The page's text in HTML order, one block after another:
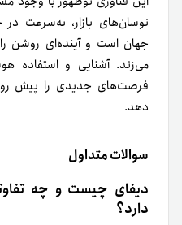
نوسان‌های بازار، به‌سرعت
جهان است و آینده‌ای روشن را
می‌زند. آشنایی و استفاده
فرصت‌های جدیدی را پیش روی
دهد.
سوالات متداول
دیفای چیست و چه
دارد؟